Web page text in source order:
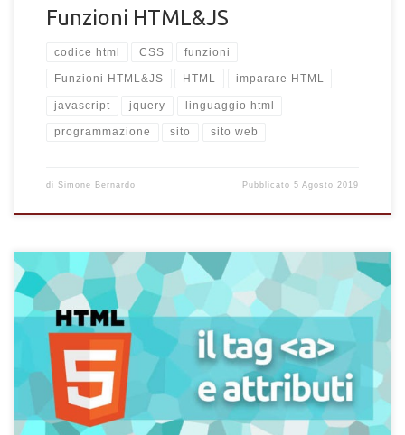
Funzioni HTML&JS
codice html CSS funzioni
Funzioni HTML&JS HTML imparare HTML
javascript jquery linguaggio html
programmazione sito sito web
di Simone Bernardo Pubblicato5 Agosto 2019
Impara a configurare ed usare il tag "a" in HTML. Scrivi ed
imposta i tuoi collegamenti ipertestuali, anchor e download con
gli attributi del tag "a" del linguaggio HTML per il tuo sito web.